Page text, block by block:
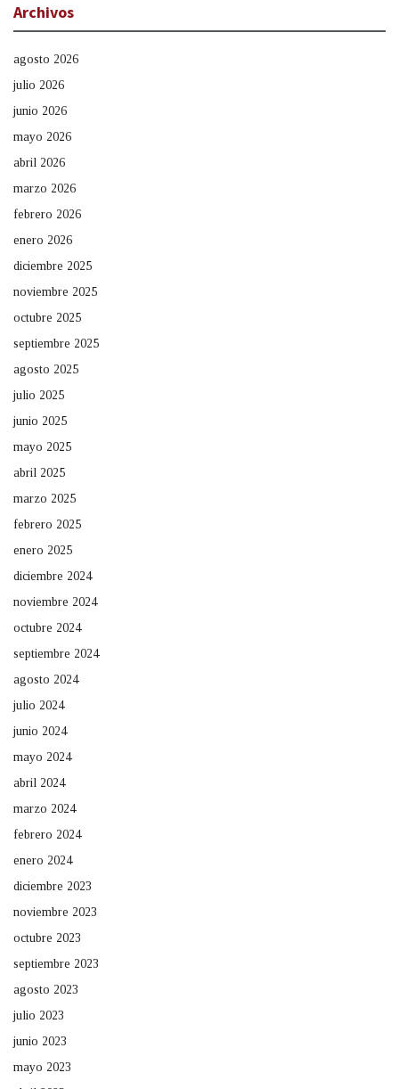
Archivos
agosto 2026
julio 2026
junio 2026
mayo 2026
abril 2026
marzo 2026
febrero 2026
enero 2026
diciembre 2025
noviembre 2025
octubre 2025
septiembre 2025
agosto 2025
julio 2025
junio 2025
mayo 2025
abril 2025
marzo 2025
febrero 2025
enero 2025
diciembre 2024
noviembre 2024
octubre 2024
septiembre 2024
agosto 2024
julio 2024
junio 2024
mayo 2024
abril 2024
marzo 2024
febrero 2024
enero 2024
diciembre 2023
noviembre 2023
octubre 2023
septiembre 2023
agosto 2023
julio 2023
junio 2023
mayo 2023